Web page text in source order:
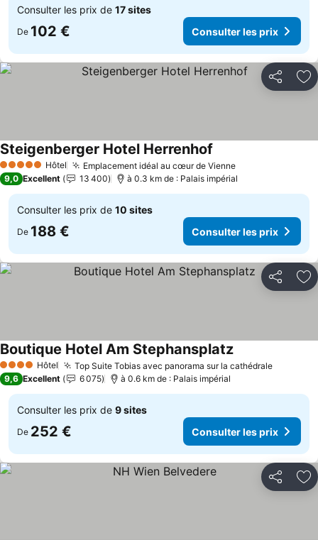
Consulter les prix de 17 sites
De 102 € Consulter les prix
Partager
5 Étoiles Hôtel Emplacement idéal au cœur de Vienne
Steigenberger Hotel Herrenhof
9,0 Excellent 13 400 à 0.3 km de : Palais impérial
Consulter les prix de 10 sites
De 188 € Consulter les prix
Partager
4 Étoiles Hôtel Top Suite Tobias avec panorama sur la cathédrale
Boutique Hotel Am Stephansplatz
9,6 Excellent 6 075 à 0.6 km de : Palais impérial
Consulter les prix de 9 sites
De 252 € Consulter les prix
Partager